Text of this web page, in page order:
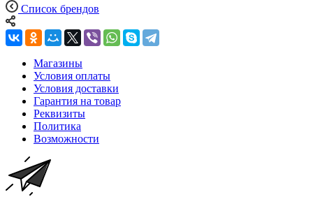
Список брендов
Магазины
Условия оплаты
Условия доставки
Гарантия на товар
Реквизиты
Политика
Возможности